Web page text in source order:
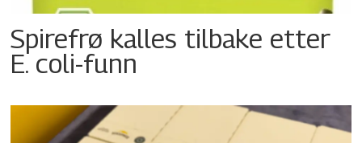
Spirefrø kalles tilbake etter
E. coli-funn